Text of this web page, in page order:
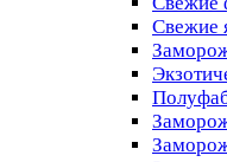
Свежие